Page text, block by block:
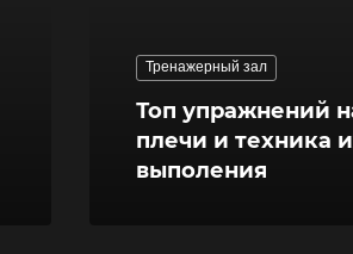
Тренажерный зал
Топ упражнений
плечи и техника
выполения